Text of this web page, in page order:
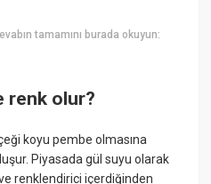
tamamını burada okuyun:
renk olur?
koyu pembe olmasına
Piyasada gül suyu olarak
renklendirici içerdiğinden